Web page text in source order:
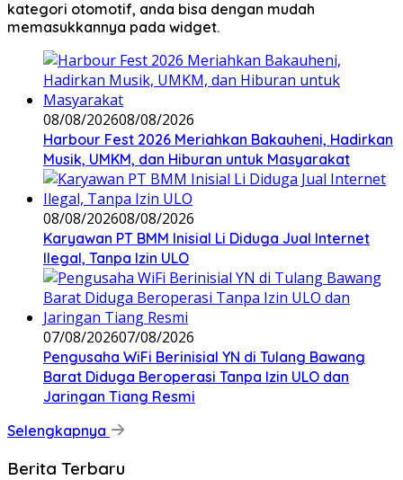
kategori otomotif, anda bisa dengan mudah
memasukkannya pada widget.
08/08/202608/08/2026
Harbour Fest 2026 Meriahkan Bakauheni, Hadirkan
Musik, UMKM, dan Hiburan untuk Masyarakat
08/08/202608/08/2026
Karyawan PT BMM Inisial Li Diduga Jual Internet
Ilegal, Tanpa Izin ULO
07/08/202607/08/2026
Pengusaha WiFi Berinisial YN di Tulang Bawang
Barat Diduga Beroperasi Tanpa Izin ULO dan
Jaringan Tiang Resmi
Selengkapnya
Berita Terbaru